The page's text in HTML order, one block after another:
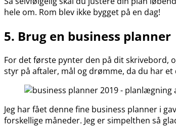
hele om. Rom blev ikke bygget på en dag!
5. Brug en business planner
For det første pynter den på dit skrivebord,
styr på aftaler, mål og drømme, da du har
Jeg har fået denne fine business planner i
forskellige måneder. Jeg er simpelthen så